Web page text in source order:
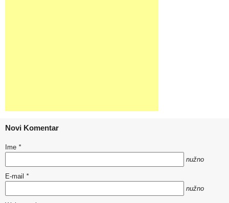
Novi Komentar
Ime *
nužno
E-mail *
nužno